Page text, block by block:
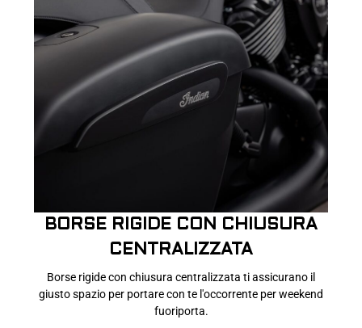
BORSE RIGIDE CON CHIUSURA
CENTRALIZZATA
Borse rigide con chiusura centralizzata ti assicurano il
giusto spazio per portare con te l'occorrente per weekend
fuoriporta.